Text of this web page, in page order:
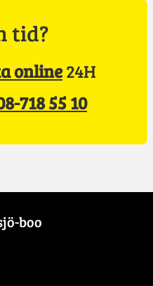
tid?
online24H
718 55 10
boo